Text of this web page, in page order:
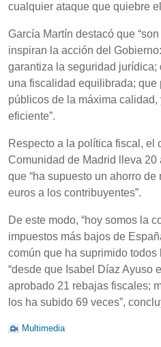
cualquier ataque que quiebre
García Martín destacó que
inspiran la acción del
garantiza la seguridad
una fiscalidad equilibrada; que
públicos de la máxima
eficiente”.
Respecto a la política fiscal, el
Comunidad de Madrid lleva
que “ha supuesto un ahorro
euros a los contribuyentes”.
De este modo, “hoy somos la
impuestos más bajos de
común que ha suprimido todos
“desde que Isabel Díaz Ayuso
aprobado 21 rebajas fiscales;
los ha subido 69 veces”,
Multimedia